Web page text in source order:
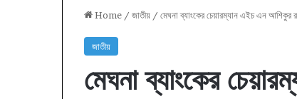
Home / জাতীয় / মেঘনা ব্যাংকের চেয়ারম্যান এইচ এন আশিকুর
জাতীয়
মেঘনা ব্যাংকের